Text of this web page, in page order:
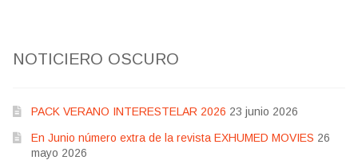
NOTICIERO OSCURO
PACK VERANO INTERESTELAR 2026 23 junio 2026
En Junio número extra de la revista EXHUMED MOVIES 26
mayo 2026